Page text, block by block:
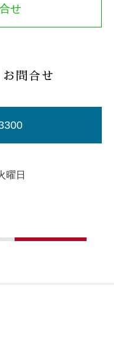
せ
問合せ
曜日